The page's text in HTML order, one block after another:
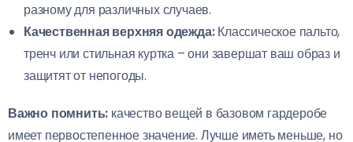
разному для различных случаев.
Качественная верхняя одежда:Классическое пальто,
тренч или стильная куртка – они завершат ваш образ и
защитят от непогоды.
Важно помнить: качество вещей в базовом гардеробе
имеет первостепенное значение. Лучше иметь меньше, но